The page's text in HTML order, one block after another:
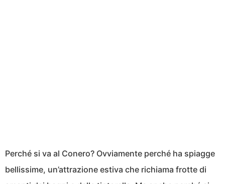
Perché si va al Conero? Ovviamente perché ha spiagge
bellissime, un’attrazione estiva che richiama frotte di